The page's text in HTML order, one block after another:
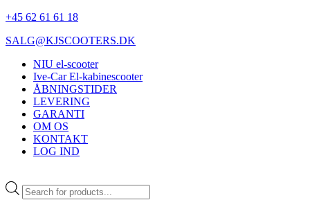
+45 62 61 61 18
SALG@KJSCOOTERS.DK
NIU el-scooter
Ive-Car El-kabinescooter
ÅBNINGSTIDER
LEVERING
GARANTI
OM OS
KONTAKT
LOG IND
Products
search